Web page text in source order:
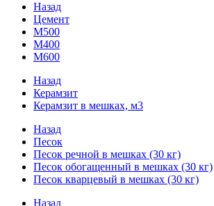
Назад
Цемент
М500
М400
М600
Назад
Керамзит
Керамзит в мешках, м3
Назад
Песок
Песок речной в мешках (30 кг)
Песок обогащенный в мешках (30 кг)
Песок кварцевый в мешках (30 кг)
Назад